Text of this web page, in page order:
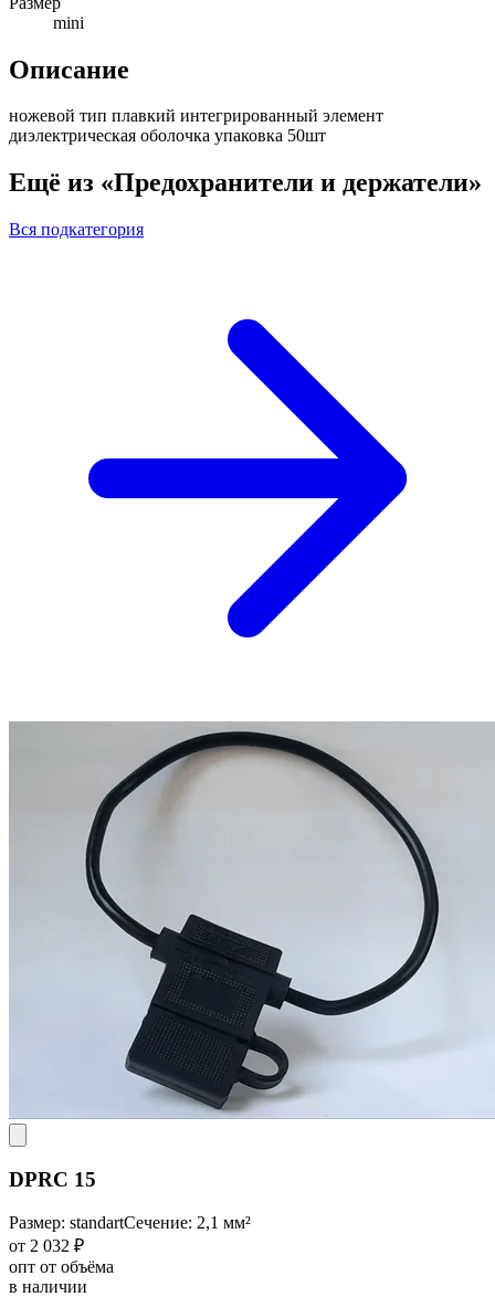
mini
Описание
ножевой тип плавкий интегрированный элемент
диэлектрическая оболочка упаковка 50шт
Ещё из «Предохранители и держатели»
Вся подкатегория
DPRC 15
Размер: standartСечение: 2,1 мм²
от 2 032 ₽
опт от объёма
в наличии